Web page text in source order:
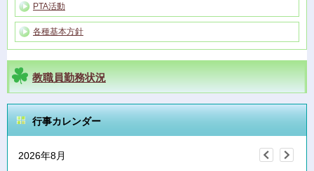
PTA活動
各種基本方針
教職員勤務状況
行事カレンダー
2026年8月